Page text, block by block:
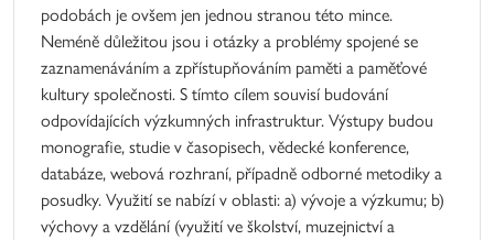
podobách je ovšem jen jednou stranou této mince.
Neméně důležitou jsou i otázky a problémy spojené se
zaznamenáváním a zpřístupňováním paměti a paměťové
kultury společnosti. S tímto cílem souvisí budování
odpovídajících výzkumných infrastruktur. Výstupy budou
monografie, studie v časopisech, vědecké konference,
databáze, webová rozhraní, případně odborné metodiky a
posudky. Využití se nabízí v oblasti: a) vývoje a výzkumu; b)
výchovy a vzdělání (využití ve školství, muzejnictví a